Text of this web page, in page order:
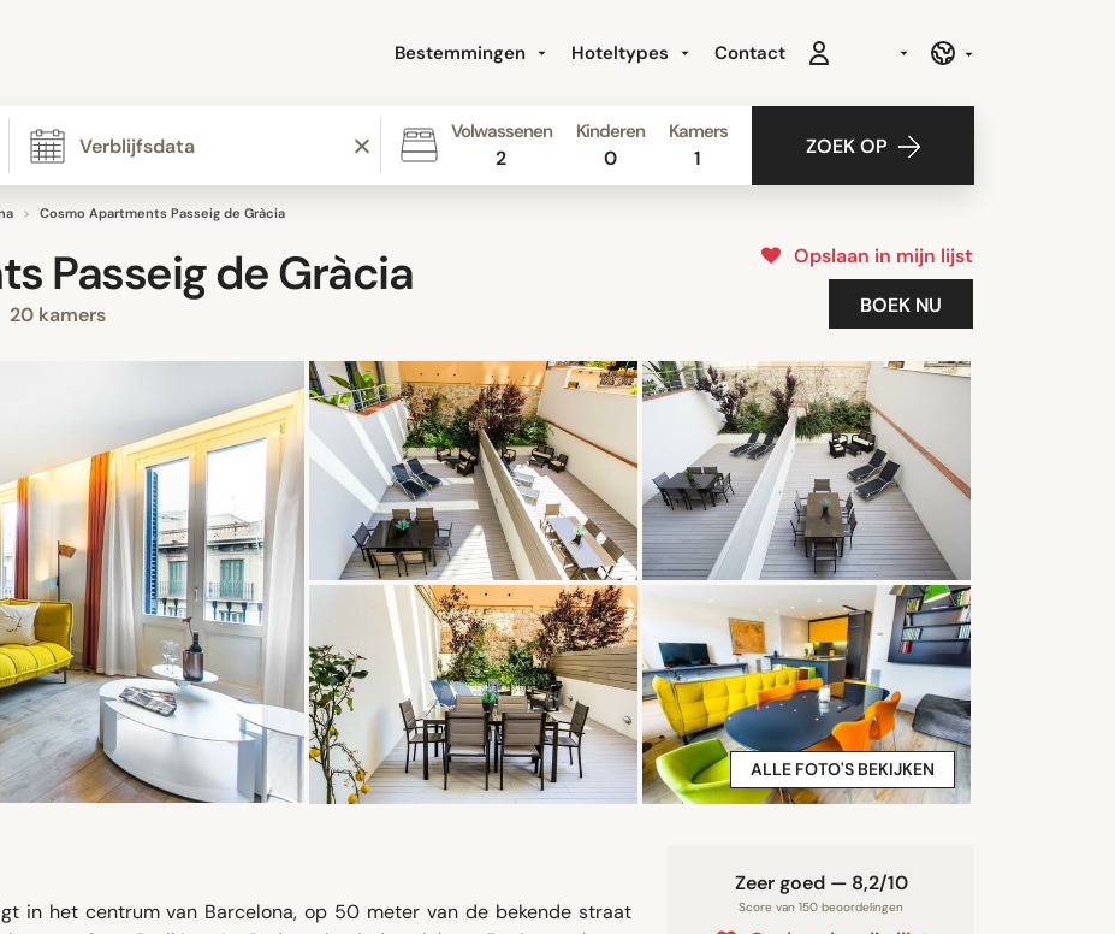
Bestemmingen Hoteltypes Contact
Volwassenen
2
Kinderen
0
Kamers
1 ZOEK OP
Cosmo Apartments Passeig de Gràcia
Passeig de Gràcia
20 kamers
Opslaan in mijn lijst
BOEK NU
ALLE FOTO'S BEKIJKEN
Zeer goed — 8,2/10
Score van 150 beoordelingen
in het centrum van Barcelona, ​​op 50 meter van de bekende straat